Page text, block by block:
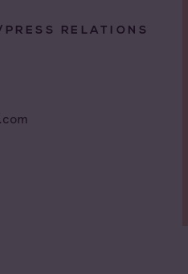
RELATIONS